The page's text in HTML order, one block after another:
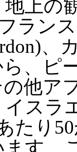
上の
ラン
ら、ピ
他ア
イスラ
たり
す。